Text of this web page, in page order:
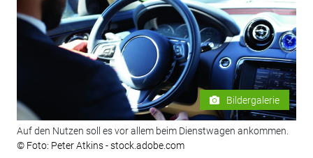
Bildergalerie
Auf den Nutzen soll es vor allem beim Dienstwagen ankommen.
© Foto: Peter Atkins - stock.adobe.com